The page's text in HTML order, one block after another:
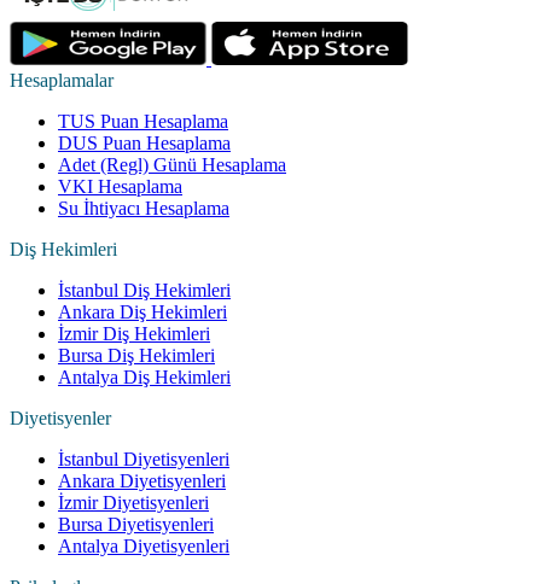
Hesaplamalar
TUS Puan Hesaplama
DUS Puan Hesaplama
Adet (Regl) Günü Hesaplama
VKI Hesaplama
Su İhtiyacı Hesaplama
Diş Hekimleri
İstanbul Diş Hekimleri
Ankara Diş Hekimleri
İzmir Diş Hekimleri
Bursa Diş Hekimleri
Antalya Diş Hekimleri
Diyetisyenler
İstanbul Diyetisyenleri
Ankara Diyetisyenleri
İzmir Diyetisyenleri
Bursa Diyetisyenleri
Antalya Diyetisyenleri